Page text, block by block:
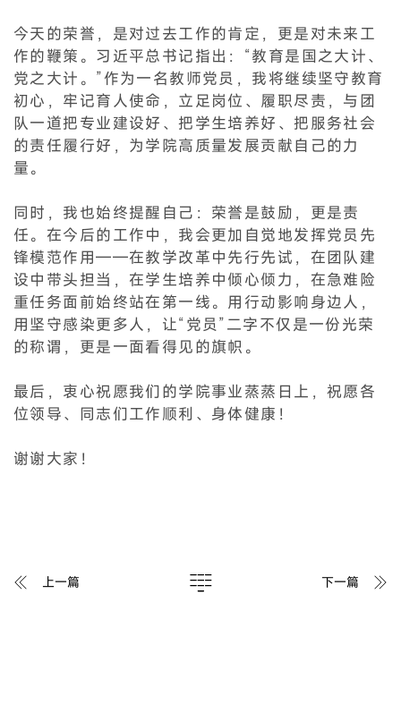
今天的荣誉，是对过去工作的肯定，更是对未来工
作的鞭策。习近平总书记指出：“教育是国之大计、
党之大计。”作为一名教师党员，我将继续坚守教育
初心，牢记育人使命，立足岗位、履职尽责，与团
队一道把专业建设好、把学生培养好、把服务社会
的责任履行好，为学院高质量发展贡献自己的力
量。
同时，我也始终提醒自己：荣誉是鼓励，更是责
任。在今后的工作中，我会更加自觉地发挥党员先
锋模范作用——在教学改革中先行先试，在团队建
设中带头担当，在学生培养中倾心倾力，在急难险
重任务面前始终站在第一线。用行动影响身边人，
用坚守感染更多人，让“党员”二字不仅是一份光荣
的称谓，更是一面看得见的旗帜。
最后，衷心祝愿我们的学院事业蒸蒸日上，祝愿各
位领导、同志们工作顺利、身体健康！
谢谢大家！
上一篇 下一篇